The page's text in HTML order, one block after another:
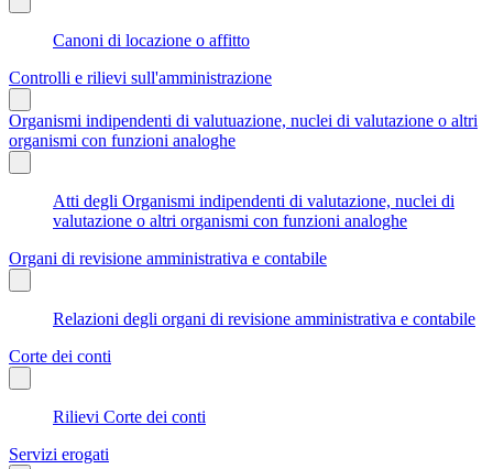
Canoni di locazione o affitto
Controlli e rilievi sull'amministrazione
Organismi indipendenti di valutuazione, nuclei di valutazione o altri
organismi con funzioni analoghe
Atti degli Organismi indipendenti di valutazione, nuclei di
valutazione o altri organismi con funzioni analoghe
Organi di revisione amministrativa e contabile
Relazioni degli organi di revisione amministrativa e contabile
Corte dei conti
Rilievi Corte dei conti
Servizi erogati